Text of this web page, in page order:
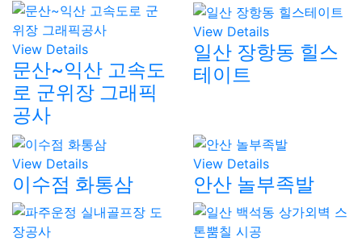
View Details
문산~익산 고속도
로 군위장 그래픽
공사
View Details
일산 장항동 힐스
테이트
View Details
이수점 화통삼
View Details
안산 놀부족발